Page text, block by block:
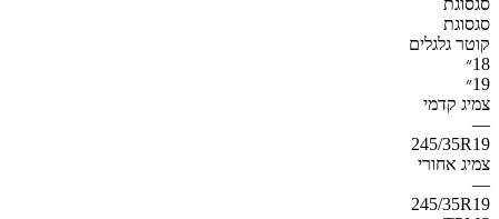
סגסוגת
קוטר גלגלים
18״
19״
צמיג קדמי
—
245/35R19
צמיג אחורי
—
245/35R19